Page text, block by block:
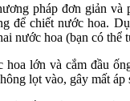
pháp đơn giản và
để chiết nước hoa.
nước hoa (bạn có thể
hoa lớn và cắm đầu
lọt vào, gây mất áp